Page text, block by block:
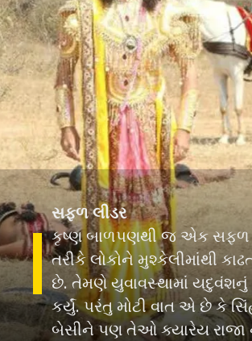
સફળ લીડર
કૃષ્ણ બાળપણથી જ એક સફળ
તરીકે લોકોને મુશ્કેલીમાંથી
છે. તેમણે યુવાવસ્થામાં યદુવંશનું
કર્યું. પરંતુ મોટી વાત એ છે કે
બેસીને પણ તેઓ ક્યારેય રાજા